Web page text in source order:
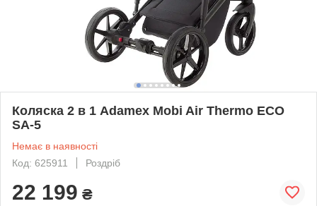
Коляска 2 в 1 Adamex Mobi Air Thermo ECO
SA-5
Немає в наявності
Код: 625911
Роздріб
22 199 ₴